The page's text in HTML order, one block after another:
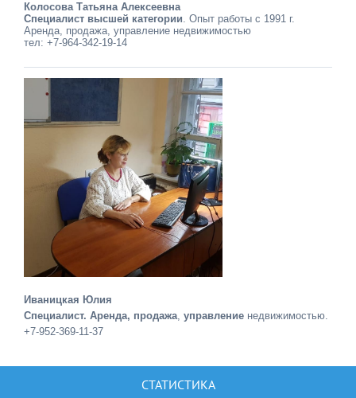
Колосова Татьяна Алексеевна
Специалист высшей категории. Опыт работы с 1991 г.
Аренда, продажа, управление недвижимостью
тел: +7-964-342-19-14
Иваницкая Юлия
Специалист. Аренда, продажа, управление недвижимостью.
+7-952-369-11-37
СТАТИСТИКА